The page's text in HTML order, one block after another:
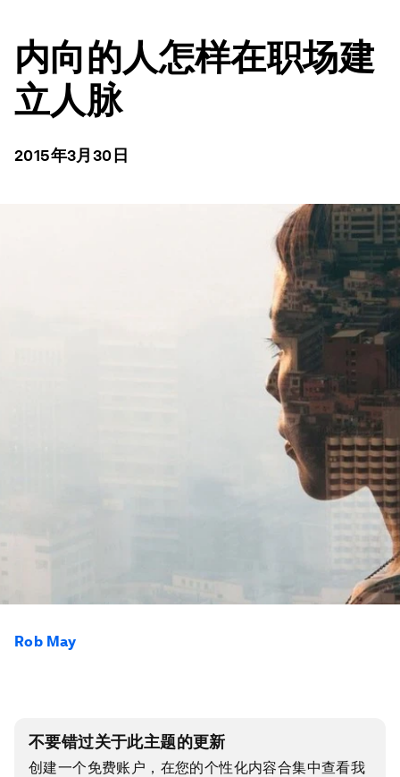
内向的人怎样在职场建
立人脉
2015年3月30日
Rob May
不要错过关于此主题的更新
创建一个免费账户，在您的个性化内容合集中查看我